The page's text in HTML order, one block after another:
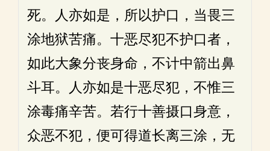
死。人亦如是，所以护口，当畏三
涂地狱苦痛。十恶尽犯不护口者，
如此大象分丧身命，不计中箭出鼻
斗耳。人亦如是十恶尽犯，不惟三
涂毒痛辛苦。若行十善摄口身意，
众恶不犯，便可得道长离三涂，无